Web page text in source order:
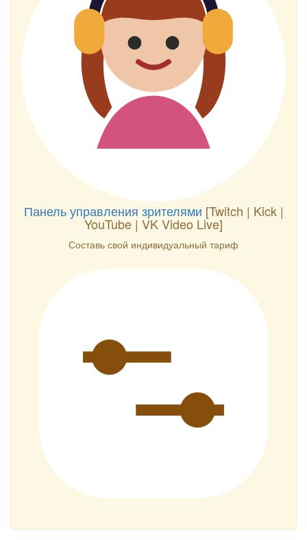
Панель управления зрителями [Twitch | Kick |
YouTube | VK Video Live]
Составь свой индивидуальный тариф